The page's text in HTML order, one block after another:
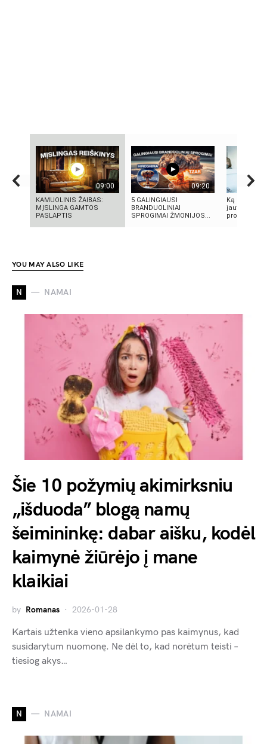
09:00
KAMUOLINIS ŽAIBAS:
MĮSLINGA GAMTOS
PASLAPTIS
09:20
5 GALINGIAUSI
BRANDUOLINIAI
SPROGIMAI ŽMONIJOS...
Ką reikia
jautrią odą?
produktai,
YOU MAY ALSO LIKE
N NAMAI
Šie 10 požymių akimirksniu
„išduoda” blogą namų
šeimininkę: dabar aišku, kodėl
kaimynė žiūrėjo į mane
klaikiai
by Romanas 2026-01-28
Kartais užtenka vieno apsilankymo pas kaimynus, kad
susidarytum nuomonę. Ne dėl to, kad norėtum teisti –
tiesiog akys…
N NAMAI